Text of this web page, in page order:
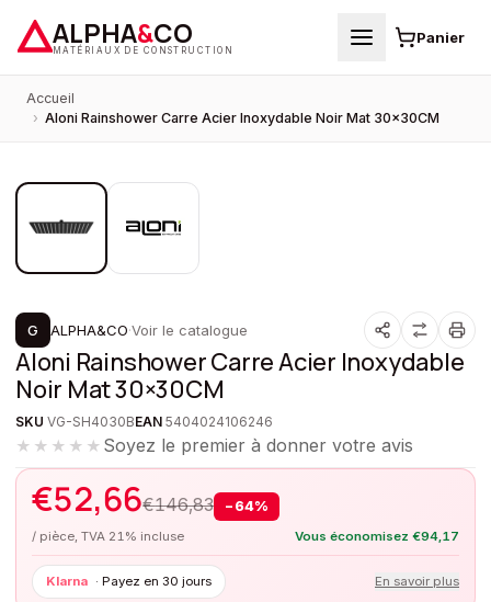
ALPHA&CO
MATÉRIAUX DE CONSTRUCTION
Panier
Accueil
› Aloni Rainshower Carre Acier Inoxydable Noir Mat 30×30CM
PROMOTION
G ALPHA&CO·Voir le catalogue
Aloni Rainshower Carre Acier Inoxydable
Noir Mat 30×30CM
SKU VG-SH4030BEAN 5404024106246
★★★★★ Soyez le premier à donner votre avis
€52,66€146,83 − 64%
/ pièce, TVA 21% incluse Vous économisez €94,17
Klarna · Payez en 30 jours En savoir plus